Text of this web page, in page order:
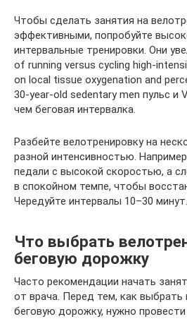
Чтобы сделать занятия на
эффективными, попробуйте
интервальные тренировки. Они
of running versus cycling high-
on local tissue oxygenation and
30-year-old sedentary men пульс и
чем беговая интервалка.
Разбейте велотренировку на
разной интенсивностью.
педали с высокой скоростью, а
в спокойном темпе, чтобы
Чередуйте интервалы 10–30 минут.
Что выбрать
беговую дорожку
Часто рекомендации начать
от врача. Перед тем, как выбрать
беговую дорожку, нужно